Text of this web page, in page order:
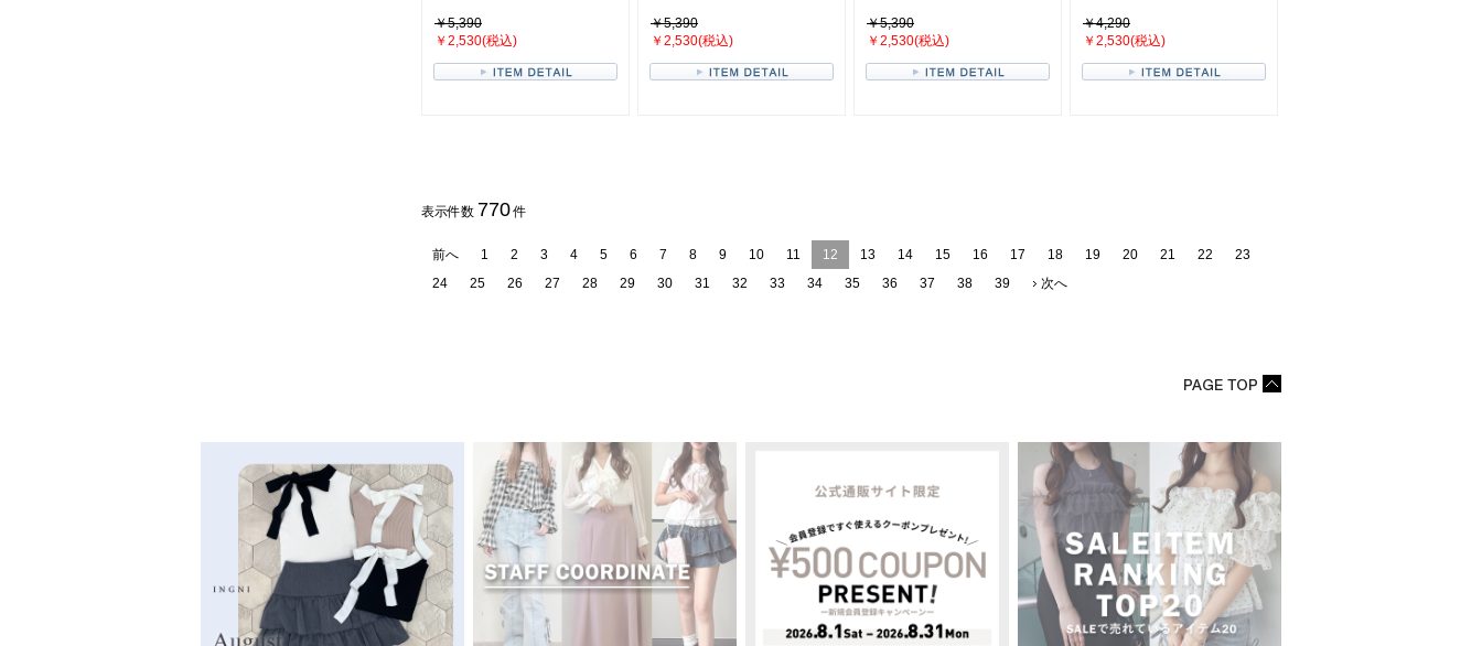
￥5,390
￥2,530(税込)
￥5,390
￥2,530(税込)
￥5,390
￥2,530(税込)
￥4,290
￥2,530(税込)
表示件数 770 件
前へ 1 2 3 4 5 6 7 8 9 10 11 12 13 14 15 16 17 18 19 20 21 22
23
24
25 26 27 28 29 30 31 32 33 34 35 36 37 38 39 次へ